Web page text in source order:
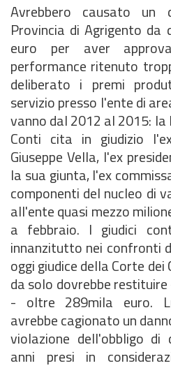
Avrebbero causato un
Provincia di Agrigento da
euro per aver
performance ritenuto
deliberato i premi
servizio presso l'ente di
vanno dal 2012 al 2015:
Conti cita in giudizio
Giuseppe Vella, l'ex
la sua giunta, l'ex
componenti del nucleo di
all'ente quasi mezzo
a febbraio. I giudici
innanzitutto nei confronti
oggi giudice della Corte
da solo dovrebbe
- oltre 289mila euro.
avrebbe cagionato un
violazione dell'obbligo di
anni presi in